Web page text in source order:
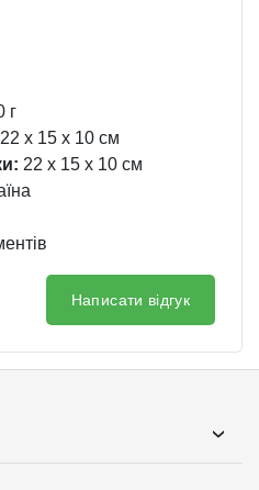
г
22 x 15 x 10 см
22 x 15 x 10 см
Написати відгук